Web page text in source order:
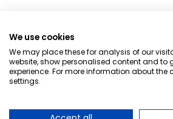
We use cookies
We may place these for analysis of our
website, show personalised content and to
experience. For more information about the
settings.